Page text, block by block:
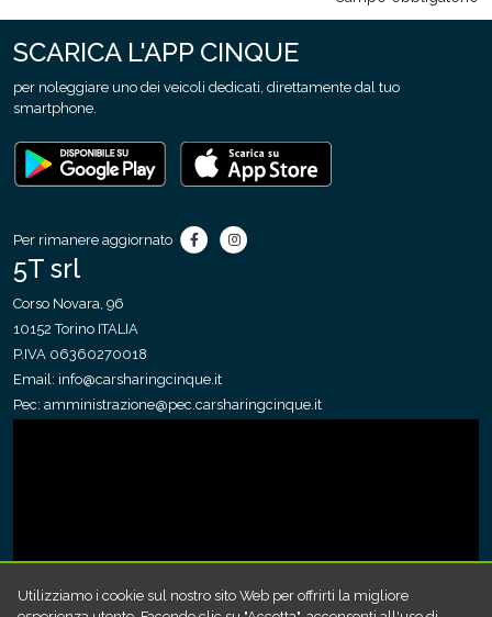
SCARICA L'APP CINQUE
per noleggiare uno dei veicoli dedicati, direttamente dal tuo
smartphone.
Per rimanere aggiornato
5T srl
Corso Novara, 96
10152 Torino ITALIA
P.IVA 06360270018
Email: info@carsharingcinque.it
Pec: amministrazione@pec.carsharingcinque.it
Utilizziamo i cookie sul nostro sito Web per offrirti la migliore